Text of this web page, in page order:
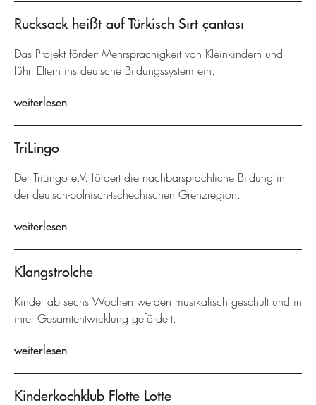
Rucksack heißt auf Türkisch Sırt çantası
Das Projekt fördert Mehrsprachigkeit von Kleinkindern und
führt Eltern ins deutsche Bildungssystem ein.
weiterlesen
TriLingo
Der TriLingo e.V. fördert die nachbarsprachliche Bildung in
der deutsch-polnisch-tschechischen Grenzregion.
weiterlesen
Klangstrolche
Kinder ab sechs Wochen werden musikalisch geschult und in
ihrer Gesamtentwicklung gefördert.
weiterlesen
Kinderkochklub Flotte Lotte